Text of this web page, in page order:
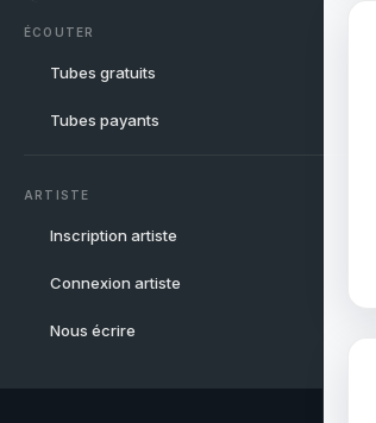
ÉCOUTER
Tubes gratuits
Tubes payants
ARTISTE
Inscription artiste
Connexion artiste
Nous écrire